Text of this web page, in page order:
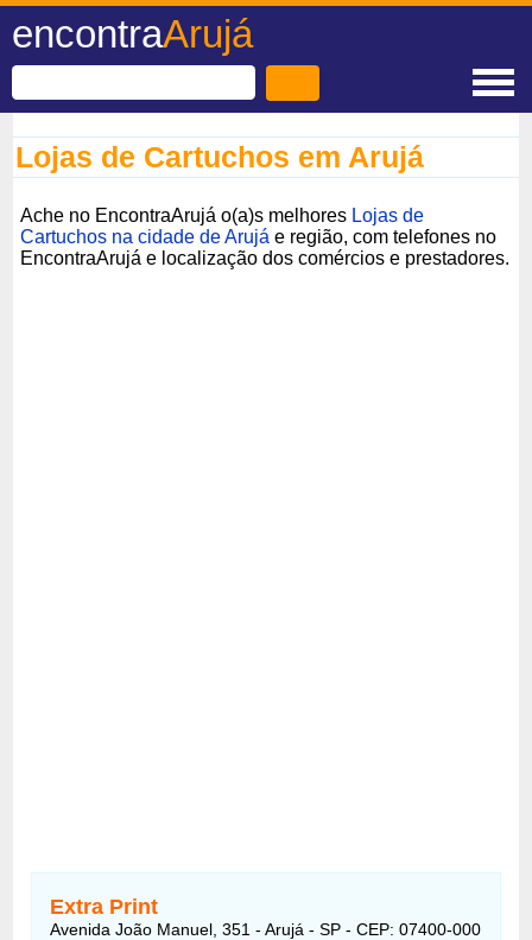
encontraArujá
Lojas de Cartuchos em Arujá
Ache no EncontraArujá o(a)s melhores Lojas de
Cartuchos na cidade de Arujá e região, com telefones no
EncontraArujá e localização dos comércios e prestadores.
Extra Print
Avenida João Manuel, 351 - Arujá - SP - CEP: 07400-000